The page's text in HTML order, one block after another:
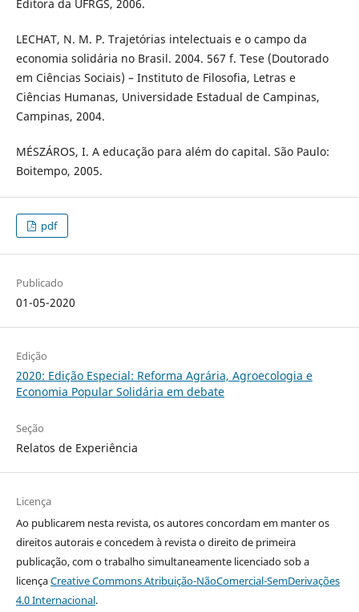
Editora da UFRGS, 2006.
LECHAT, N. M. P. Trajetórias intelectuais e o campo da
economia solidária no Brasil. 2004. 567 f. Tese (Doutorado
em Ciências Sociais) – Instituto de Filosofia, Letras e
Ciências Humanas, Universidade Estadual de Campinas,
Campinas, 2004.
MÉSZÁROS, I. A educação para além do capital. São Paulo:
Boitempo, 2005.
pdf
Publicado
01-05-2020
Edição
2020: Edição Especial: Reforma Agrária, Agroecologia e
Economia Popular Solidária em debate
Seção
Relatos de Experiência
Licença
Ao publicarem nesta revista, os autores concordam em manter os
direitos autorais e concedem à revista o direito de primeira
publicação, com o trabalho simultaneamente licenciado sob a
licençaCreative Commons Atribuição-NãoComercial-SemDerivações
4.0 Internacional.